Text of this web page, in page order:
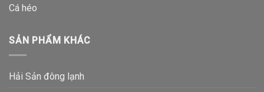
Cá héo
SẢN PHẨM KHÁC
Hải Sản đông lạnh